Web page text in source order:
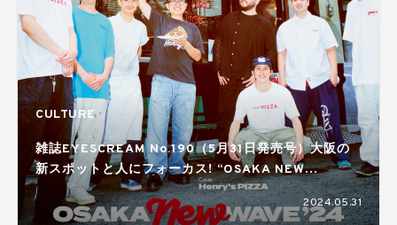
CULTURE
雑誌EYESCREAM No.190（5月31日発売号）大阪の
新スポットと人にフォーカス! “OSAKA NEW
WAVE’24”
2024.05.31